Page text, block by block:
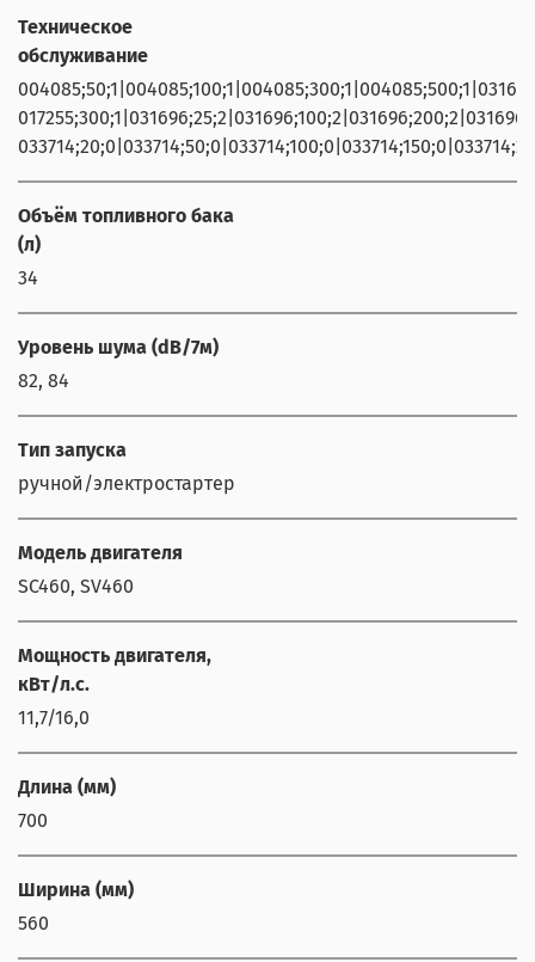
Техническое
обслуживание
Объём топливного бака
(л)
34
Уровень шума (dB/7м)
82, 84
Тип запуска
ручной/электростартер
Модель двигателя
SC460, SV460
Мощность двигателя,
кВт/л.с.
11,7/16,0
Длина (мм)
700
Ширина (мм)
560